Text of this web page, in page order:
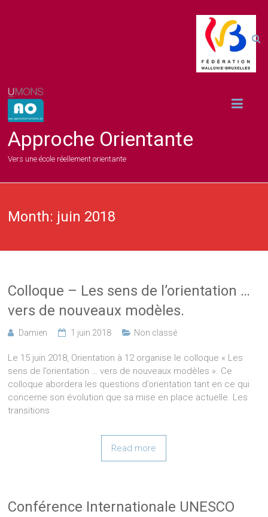
Approche Orientante
Vers une école réellement orientante
Month: juin 2018
Colloque – Les sens de l’orientation …
vers de nouveaux modèles.
Damien 1 juin 2018 Non classé
Le 15 juin 2018, Orientation à 12 organise le colloque « Les
sens de l’orientation … vers de nouveaux modèles ». Ce
colloque abordera les questions d’orientation tant en ce qui
concerne son évolution que sa mise en place actuelle. Les
transitions
Read more
Conférence Internationale UNESCO